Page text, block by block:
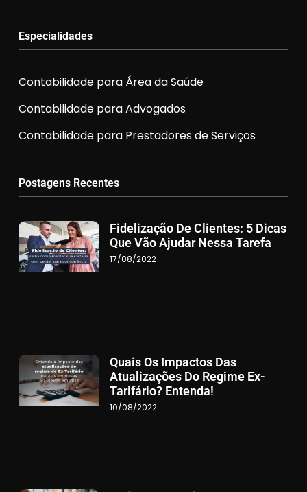
Especialidades
Contabilidade para Área da Saúde
Contabilidade para Advogados
Contabilidade para Prestadores de Serviços
Postagens Recentes
Fidelização De Clientes: 5 Dicas
Que Vão Ajudar Nessa Tarefa
17/08/2022
Quais Os Impactos Das
Atualizações Do Regime Ex-
Tarifário? Entenda!
10/08/2022